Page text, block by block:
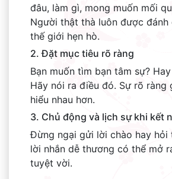
đâu, làm gì, mong muốn mối
Người thật thà luôn được
thế giới hẹn hò.
2. Đặt mục tiêu rõ ràng
Bạn muốn tìm bạn tâm sự?
Hãy nói ra điều đó. Sự rõ ràng
hiểu nhau hơn.
3. Chủ động và lịch sự khi kết
Đừng ngại gửi lời chào hay hỏi
lời nhắn dễ thương có thể mở
tuyệt vời.